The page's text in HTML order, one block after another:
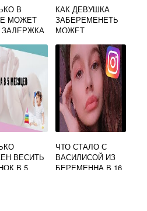
В
МОЖЕТ
КАК ДЕВУШКА
ЗАБЕРЕМЕНЕТЬ
МОЖЕТ
ВЕСИТЬ
В 5
ЧТО СТАЛО С
ВАСИЛИСОЙ ИЗ
БЕРЕМЕННА В 16